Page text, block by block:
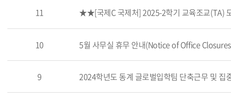
11 ★★[국제C 국제처] 2025-2학기 교육조교
10 5월 사무실 휴무 안내(Notice of Office
9